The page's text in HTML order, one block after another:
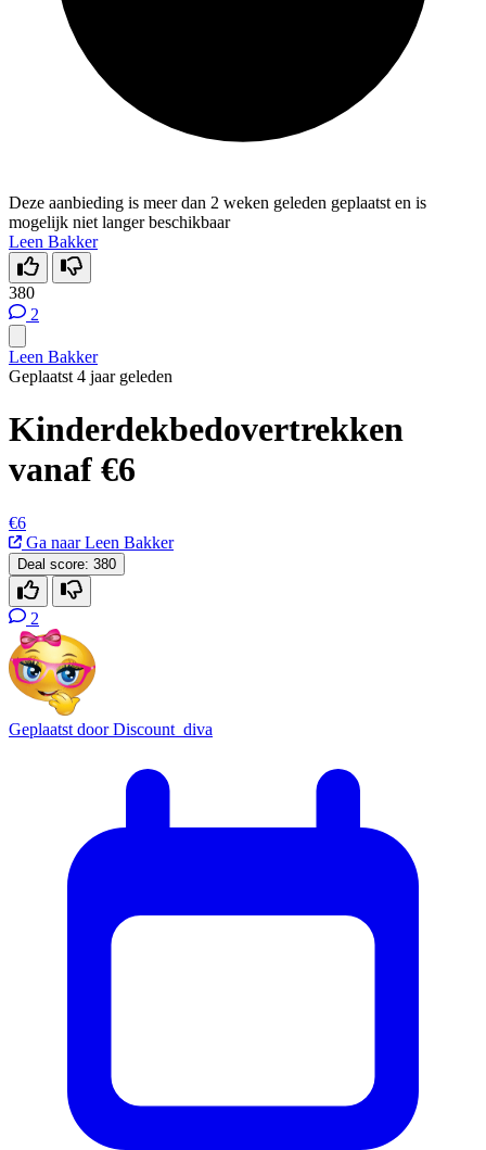
Deze aanbieding is meer dan 2 weken geleden geplaatst en is
mogelijk niet langer beschikbaar
Leen Bakker
380
2
Leen Bakker
Geplaatst 4 jaar geleden
Kinderdekbedovertrekken
vanaf €6
€6
Ga naar Leen Bakker
Deal score: 380
2
Geplaatst doorDiscount_diva